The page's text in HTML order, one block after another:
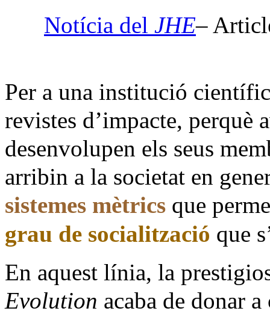
Notícia del JHE–
Per a una institució
revistes d’impacte, perquè
desenvolupen els seus
arribin a la societat en
sistemes mètrics que
grau de socialització que
En aquest línia, la
Evolution acaba de donar